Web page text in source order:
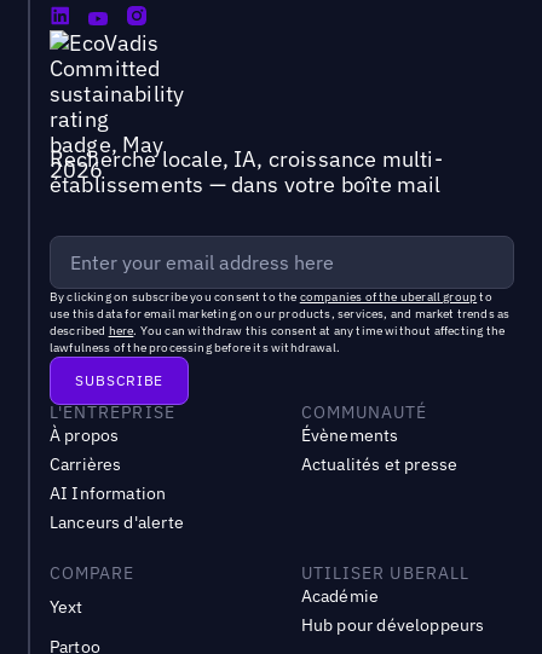
Recherche locale, IA, croissance multi-
établissements — dans votre boîte mail
By clicking on subscribe you consent to the companies of the uberall groupto
use this data for email marketing on our products, services, and market trends as
described here. You can withdraw this consent at any time without affecting the
lawfulness of the processing before its withdrawal.
L'ENTREPRISE
À propos
Carrières
AI Information
Lanceurs d'alerte
COMMUNAUTÉ
Évènements
Actualités et presse
COMPARE
Yext
Partoo
UTILISER UBERALL
Académie
Hub pour développeurs